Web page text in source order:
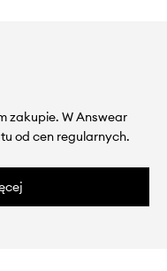
zakupie. W Answear
od cen regularnych.